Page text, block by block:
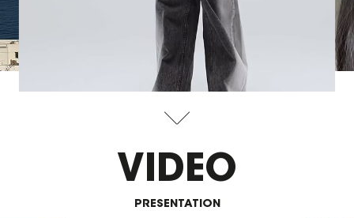
VIDEO
PRESENTATION